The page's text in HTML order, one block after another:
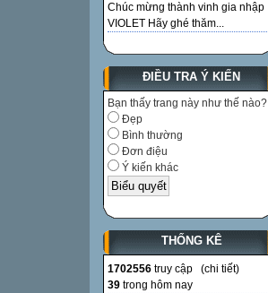
Chúc mừng thành vinh gia nhập
VIOLET Hãy ghé thăm...
ĐIỀU TRA Ý KIẾN
Bạn thấy trang này như thế nào?
Đẹp
Bình thường
Đơn điệu
Ý kiến khác
THỐNG KÊ
1702556 truy cập (chi tiết)
39 trong hôm nay